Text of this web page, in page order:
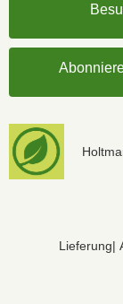
Lieferung|